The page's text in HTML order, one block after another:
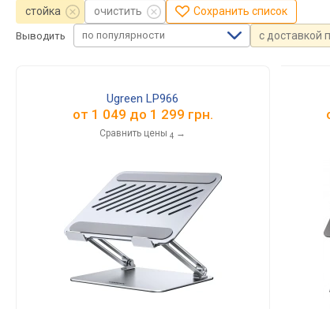
стойка очистить Сохранить список
Выводить по популярности с доставкой
Ugreen LP966
от 1 049 до 1 299 грн.
Сравнить цены 4 →